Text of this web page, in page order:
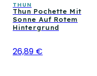
THUN
Thun Pochette Mit
Sonne Auf Rotem
Hintergrund
26,89 €